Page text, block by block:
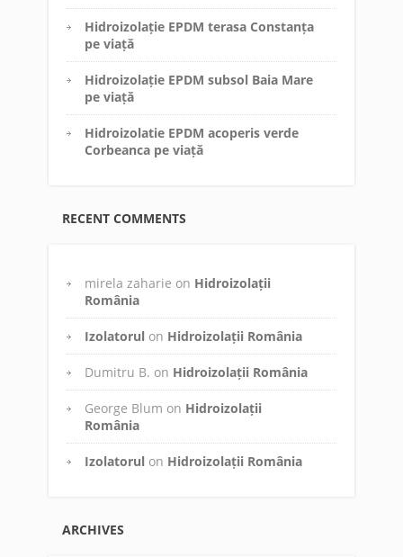
Hidroizolație EPDM terasa Constanța
pe viață
Hidroizolație EPDM subsol Baia Mare
pe viață
Hidroizolatie EPDM acoperis verde
Corbeanca pe viață
RECENT COMMENTS
mirela zaharie on Hidroizolații
România
Izolatorul on Hidroizolații România
Dumitru B. on Hidroizolații România
George Blum on Hidroizolații
România
Izolatorul on Hidroizolații România
ARCHIVES